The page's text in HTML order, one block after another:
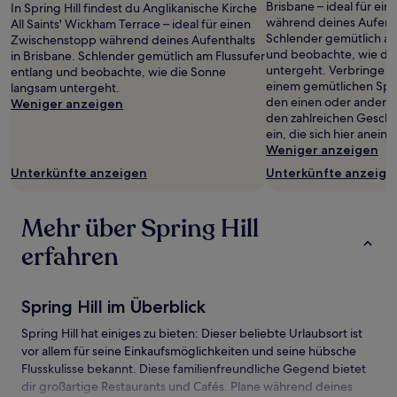
2 Erwachsenen
gefunden
wurde.
Preise
und
Verfügbarkeiten
können
können
gelten.
In Spring Hill findest du Anglikanische Kirche
All Saints' Wickham Terrace – ideal für einen
Zwischenstopp während deines Aufenthalts
in Brisbane. Schlender gemütlich am Flussufer
entlang und beobachte, wie die Sonne
langsam untergeht.
Weniger anzeigen
Unterkünfte anzeigen
Brisbane – ideal für
während deines
Schlender gemütlich
und beobachte, wie
untergeht. Verbringe
einem gemütlichen
den einen oder
den zahlreichen
ein, die sich hier
Weniger anzeigen
Unterkünfte
Mehr über Spring Hill
erfahren
Spring Hill im Überblick
Spring Hill hat einiges zu bieten: Dieser beliebte Urlaubsort ist
vor allem für seine Einkaufsmöglichkeiten und seine hübsche
Flusskulisse bekannt. Diese familienfreundliche Gegend bietet
dir großartige Restaurants und Cafés. Plane während deines